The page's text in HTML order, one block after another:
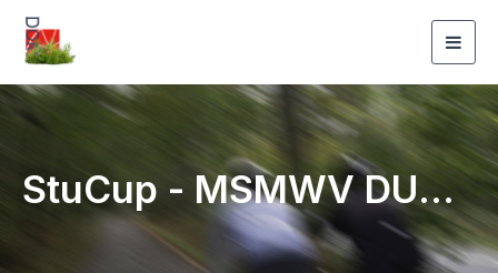
StuCup - MSMWV DUTCH MOUNTAINS